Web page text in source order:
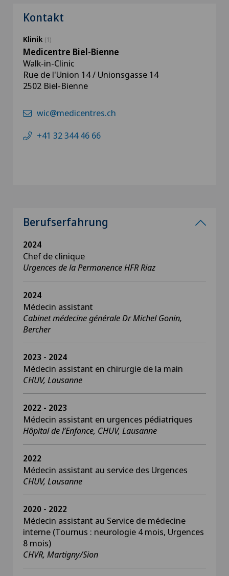
Kontakt
Klinik (1)
Medicentre Biel-Bienne
Walk-in-Clinic
Rue de l'Union 14 / Unionsgasse 14
2502 Biel-Bienne
wic@medicentres.ch
+41 32 344 46 66
Berufserfahrung
2024
Chef de clinique
Urgences de la Permanence HFR Riaz
2024
Médecin assistant
Cabinet médecine générale Dr Michel Gonin,
Bercher
2023 - 2024
Médecin assistant en chirurgie de la main
CHUV, Lausanne
2022 - 2023
Médecin assistant en urgences pédiatriques
Hôpital de l’Enfance, CHUV, Lausanne
2022
Médecin assistant au service des Urgences
CHUV, Lausanne
2020 - 2022
Médecin assistant au Service de médecine
interne (Tournus : neurologie 4 mois, Urgences
8 mois)
CHVR, Martigny/Sion